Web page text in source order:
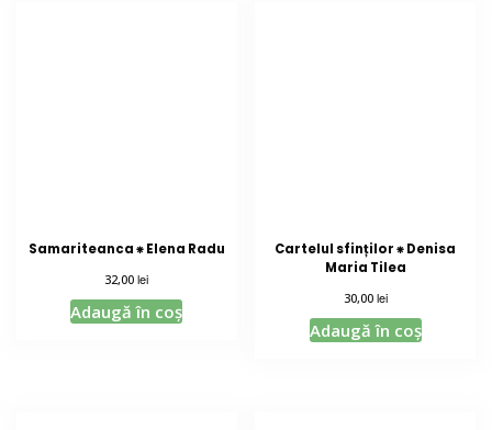
Samariteanca ⁕ Elena Radu
32,00lei
Adaugă în coș
Cartelul sfinților ⁕ Denisa
Maria Tilea
30,00 lei
Adaugă în coș